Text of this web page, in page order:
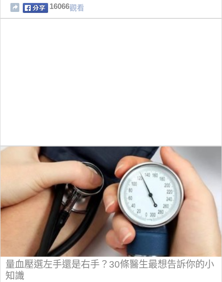
16066觀看
量血壓選左手還是右手？30條醫生最想告訴你的小
知識